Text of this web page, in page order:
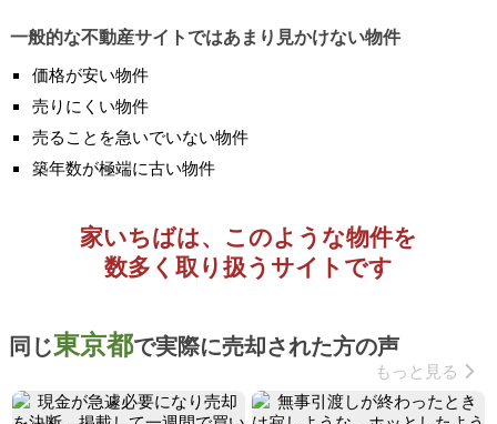
一般的な不動産サイトではあまり見かけない物件
価格が安い物件
売りにくい物件
売ることを急いでいない物件
築年数が極端に古い物件
家いちばは、このような物件を
数多く取り扱うサイトです
同じ東京都で実際に売却された方の声
もっと見る